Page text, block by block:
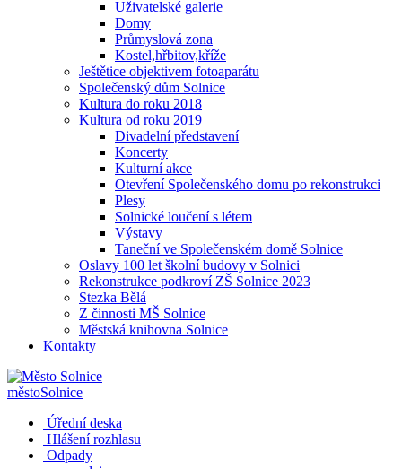
Uživatelské galerie
Domy
Průmyslová zona
Kostel,hřbitov,kříže
Ještětice objektivem fotoaparátu
Společenský dům Solnice
Kultura do roku 2018
Kultura od roku 2019
Divadelní představení
Koncerty
Kulturní akce
Otevření Společenského domu po rekonstrukci
Plesy
Solnické loučení s létem
Výstavy
Taneční ve Společenském domě Solnice
Oslavy 100 let školní budovy v Solnici
Rekonstrukce podkroví ZŠ Solnice 2023
Stezka Bělá
Z činnosti MŠ Solnice
Městská knihovna Solnice
Kontakty
městoSolnice
Úřední deska
Hlášení rozhlasu
Odpady